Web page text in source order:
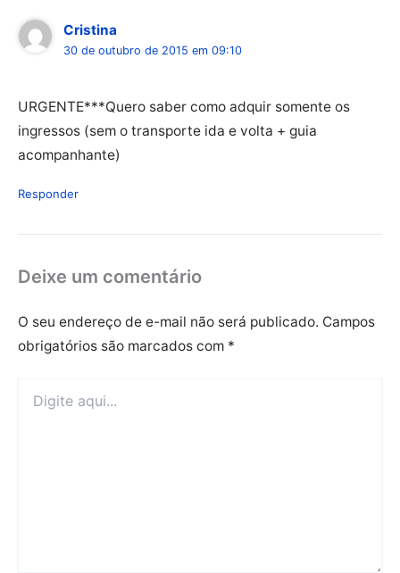
Cristina
30 de outubro de 2015 em 09:10
URGENTE***Quero saber como adquir somente os
ingressos (sem o transporte ida e volta + guia
acompanhante)
Responder
Deixe um comentário
O seu endereço de e-mail não será publicado. Campos
obrigatórios são marcados com *
aqui...